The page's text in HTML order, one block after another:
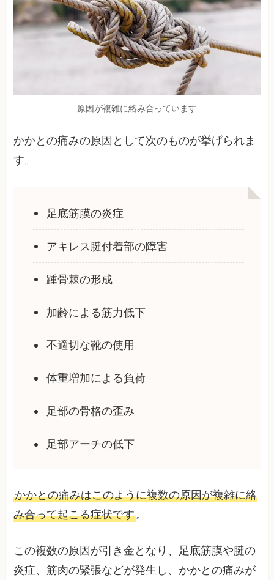
原因が複雑に絡み合っています
かかとの痛みの原因として次のものが挙げられま
す。
足底筋膜の炎症
アキレス腱付着部の障害
踵骨棘の形成
加齢による筋力低下
不適切な靴の使用
体重増加による負荷
足部の骨格の歪み
足部アーチの低下
かかとの痛みはこのように複数の原因が複雑に絡
み合って起こる症状です。
この複数の原因が引き金となり、足底筋膜や腱の
炎症、筋肉の緊張などが発生し、かかとの痛みが